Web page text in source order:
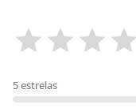
5 estrelas